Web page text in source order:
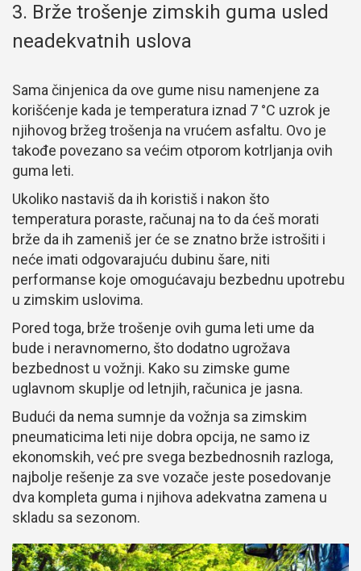
3. Brže trošenje zimskih guma usled
neadekvatnih uslova
Sama činjenica da ove gume nisu namenjene za
korišćenje kada je temperatura iznad 7 °C uzrok je
njihovog bržeg trošenja na vrućem asfaltu. Ovo je
takođe povezano sa većim otporom kotrljanja ovih
guma leti.
Ukoliko nastaviš da ih koristiš i nakon što
temperatura poraste, računaj na to da ćeš morati
brže da ih zameniš jer će se znatno brže istrošiti i
neće imati odgovarajuću dubinu šare, niti
performanse koje omogućavaju bezbednu upotrebu
u zimskim uslovima.
Pored toga, brže trošenje ovih guma leti ume da
bude i neravnomerno, što dodatno ugrožava
bezbednost u vožnji. Kako su zimske gume
uglavnom skuplje od letnjih, računica je jasna.
Budući da nema sumnje da vožnja sa zimskim
pneumaticima leti nije dobra opcija, ne samo iz
ekonomskih, već pre svega bezbednosnih razloga,
najbolje rešenje za sve vozače jeste posedovanje
dva kompleta guma i njihova adekvatna zamena u
skladu sa sezonom.